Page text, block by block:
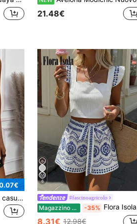
21.48€
EMERY ROSE 2 pezzi Set casual minimalista di canotta e pantaloncini da donna, adatto per outfit estivi da donna, set estivi da donna con pantaloncini
6
#fascinoagricolo
Magazzino EU -35% Flora Isola Flora Isola Set di top con scollo arricciato e pantaloncini a-line stampati con laccio, set di moda da resort con stampa blu e bianca per primavera/estate da donna
8.31€ 12.98€